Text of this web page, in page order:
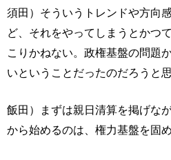
須田）そういうトレンドや方向
ど、それをやってしまうとかつ
こりかねない。政権基盤の問題
いということだったのだろうと思
飯田）まずは親日清算を掲げな
から始めるのは、権力基盤を固